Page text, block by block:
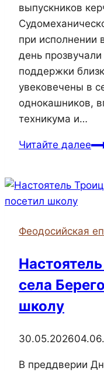
выпускников
при исполнении
день
поддержки
увековечены в
однокашников,
техникума и…
Читайте далее
в
Феодосийская
села
школу
30.05.2026
В преддверии